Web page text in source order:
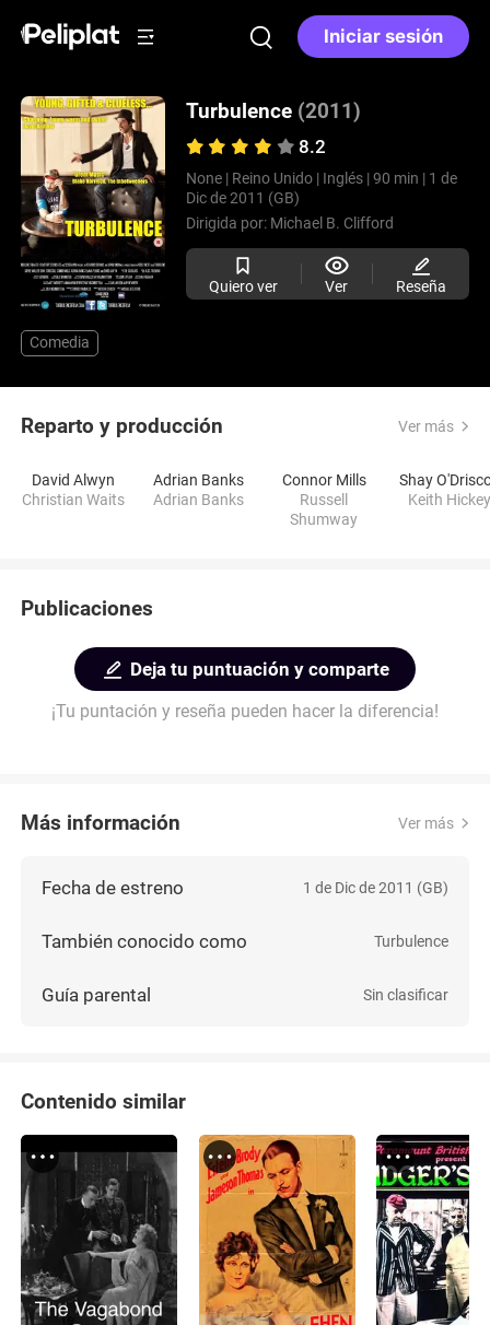
Iniciar sesión
Turbulence (2011)
8.2
None | Reino Unido | Inglés | 90 min | 1 de
Dic de 2011 (GB)
Dirigida por: Michael B. Clifford
Quiero ver Ver Reseña
Comedia
Reparto y producción Ver más
David Alwyn
Christian Waits
Adrian Banks
Adrian Banks
Connor Mills
Russell
Shumway
Shay
Keith Hickey
Publicaciones
Deja tu puntuación y comparte
¡Tu puntación y reseña pueden hacer la diferencia!
Más información Ver más
Fecha de estreno 1 de Dic de 2011 (GB)
También conocido como Turbulence
Guía parental Sin clasificar
Contenido similar